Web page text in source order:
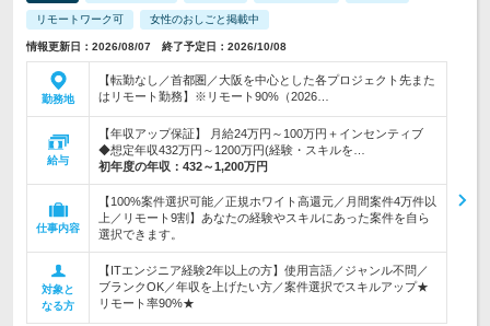
リモートワーク可 女性のおしごと掲載中
情報更新日：2026/08/07 終了予定日：2026/10/08
勤務地
【転勤なし／首都圏／大阪を中心とした各プロジェクト先また
はリモート勤務】※リモート90%（2026…
給与
【年収アップ保証】 月給24万円～100万円＋インセンティブ
◆想定年収432万円～1200万円(経験・スキルを…
初年度の年収： 432～1,200万円
仕事内容
【100%案件選択可能／正規ホワイト高還元／月間案件4万件以
上／リモート9割】あなたの経験やスキルにあった案件を自ら
選択できます。
対象と
なる方
【ITエンジニア経験2年以上の方】使用言語／ジャンル不問／
ブランクOK／年収を上げたい方／案件選択でスキルアップ★
リモート率90%★